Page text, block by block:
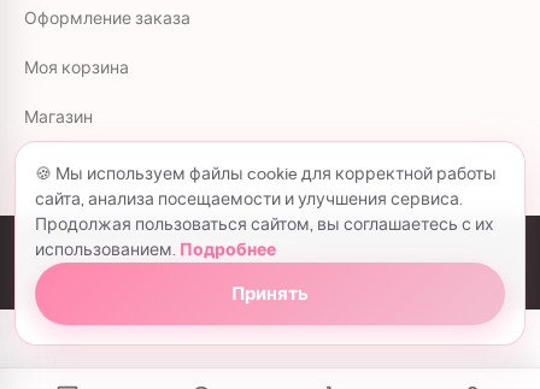
Оформление заказа
Моя корзина
Магазин
colorflowers.ru © 2026 все права защищены.
Политика конфиденциальности
🍪 Мы используем файлы cookie для корректной работы
сайта, анализа посещаемости и улучшения сервиса.
Продолжая пользоваться сайтом, вы соглашаетесь с их
использованием. Подробнее
Принять